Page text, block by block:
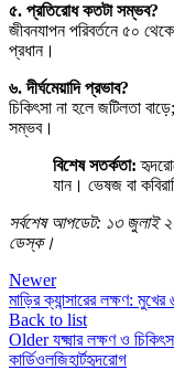
৫. প্রতিরোধ কতটা সম্ভব?
জীবনযাপন পরিবর্তনে ৫০
প্রধান।
৬. দীর্ঘমেয়াদি প্রভাব?
চিকিৎসা না হলে জটিলতা
সম্ভব।
বিশেষ সতর্কতা:
যান। ভেষজ বা
সর্বশেষ আপডেট: ১৩ জুলাই
ডেস্ক।
Newer
মাড়ির ক্যান্সারের লক্ষণ:
Back to list
Older যক্ষ্মার লক্ষণ ও
কার্ডিওলজিহার্টহৃদরোগ